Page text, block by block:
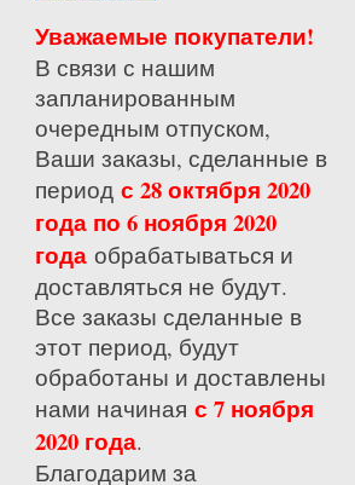
Уважаемые покупатели!
В связи с нашим
запланированным
очередным отпуском,
Ваши заказы, сделанные в
период с 28 октября 2020
года по 6 ноября 2020
года обрабатываться и
доставляться не будут.
Все заказы сделанные в
этот период, будут
обработаны и доставлены
нами начиная с 7 ноября
2020 года.
Благодарим за